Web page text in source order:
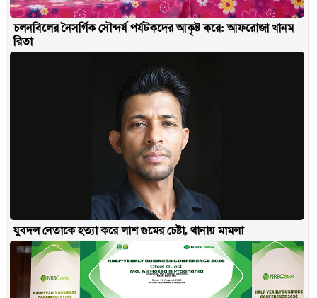
চলনবিলের নৈসর্গিক সৌন্দর্য পর্যটকদের আকৃষ্ট করে: আফরোজা খানম
রিতা
যুবদল নেতাকে হত্যা করে লাশ গুমের চেষ্টা, থানায় মামলা